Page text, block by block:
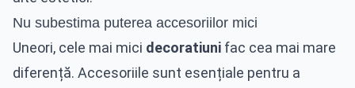
Nu subestima puterea accesoriilor mici
Uneori, cele mai mici decoratiuni fac cea mai mare
diferență. Accesoriile sunt esențiale pentru a